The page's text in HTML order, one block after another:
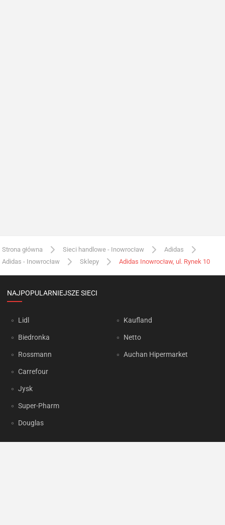
Strona główna Sieci handlowe - Inowrocław
Adidas
Adidas - Inowrocław
Sklepy Adidas Inowrocław, ul. Rynek 10
NAJPOPULARNIEJSZE SIECI
Lidl
Biedronka
Rossmann
Carrefour
Jysk
Super-Pharm
Douglas
Kaufland
Netto
Auchan Hipermarket